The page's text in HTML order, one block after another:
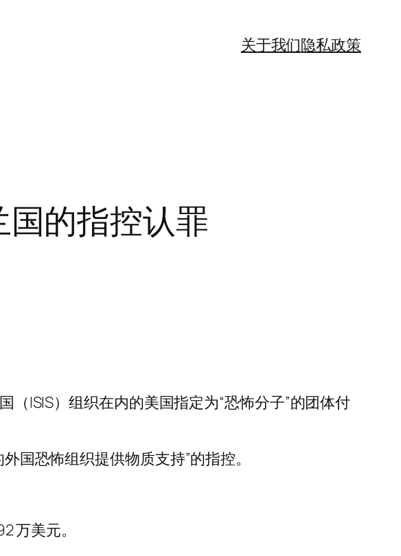
关于我们隐私政策
的指控认罪
ISIS）组织在内的美国指定为“恐怖分子”的团体付
国恐怖组织提供物质支持”的指控。
万美元。